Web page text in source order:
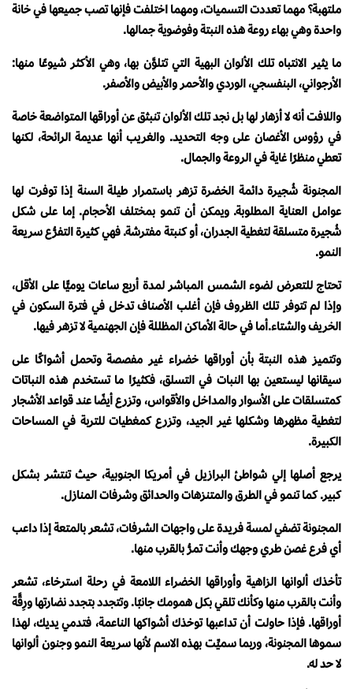
ملتهبة؟ مهما تعددت التسميات، ومهما اختلفت فإنها تصب جميعها في خانة
واحدة وهي بهاء روعة هذه النبتة وفوضوية جمالها.
ما يثير الانتباه تلك الألوان البهية التي تتلوَّن بها، وهي الأكثر شيوعًا منها:
الأرجواني، البنفسجي، الوردي والأحمر والأبيض والأصفر.
واللافت أنه لا أزهار لها بل نجد تلك الألوان تنبثق عن أوراقها المتواضعة خاصة
في رؤوس الأغصان على وجه التحديد. والغريب أنها عديمة الرائحة، لكنها
تعطي منظرًا غاية في الروعة والجمال.
المجنونة شُجيرة دائمة الخضرة تزهر باستمرار طيلة السنة إذا توفرت لها
عوامل العناية المطلوبة. ويمكن أن تنمو بمختلف الأحجام. إما على شكل
شُجيرة متسلقة لتغطية الجدران، أو كنبتة مفترشة. فهي كثيرة التفرُّع سريعة
النمو.
تحتاج للتعرض لضوء الشمس المباشر لمدة أربع ساعات يوميًّا على الأقل،
وإذا لم تتوفر تلك الظروف فإن أغلب الأصناف تدخل في فترة السكون في
الخريف والشتاء.أما في حالة الأماكن المظللة فإن الجهنمية لا تزهر فيها.
وتتميز هذه النبتة بأن أوراقها خضراء غير مفصصة وتحمل أشواكًا على
سيقانها ليستعين بها النبات في التسلق، فكثيرًا ما تستخدم هذه النباتات
كمتسلقات على الأسوار والمداخل والأقواس، وتزرع أيضًا عند قواعد الأشجار
لتغطية مظهرها وشكلها غير الجيد، وتزرع كمغطيات للتربة في المساحات
الكبيرة.
يرجع أصلها إلي شواطئ البرازيل في أمريكا الجنوبية، حيث تنتشر بشكل
كبير. كما تنمو في الطرق والمتنزهات والحدائق وشرفات المنازل.
المجنونة تضفي لمسة فريدة على واجهات الشرفات، تشعر بالمتعة إذا داعب
أي فرع غصن طري وجهك وأنت تمرُّ بالقرب منها.
تأخذك ألوانها الزاهية وأوراقها الخضراء اللامعة في رحلة استرخاء، تشعر
وأنت بالقرب منها وكأنك تلقي بكل همومك جانبًا. وتتجدد بتجدد نضارتها ورِقَّة
أوراقها. فإذا حاولت أن تداعبها توخذك أشواكها الناعمة، فتدمي يديك، لهذا
سموها المجنونة، وربما سميِّت بهذه الاسم لأنها سريعة النمو وجنون ألوانها
لا حد له.